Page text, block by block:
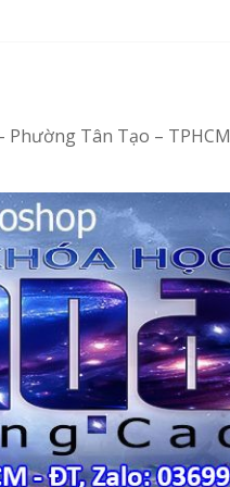
Phường Tân Tạo – TPHCM